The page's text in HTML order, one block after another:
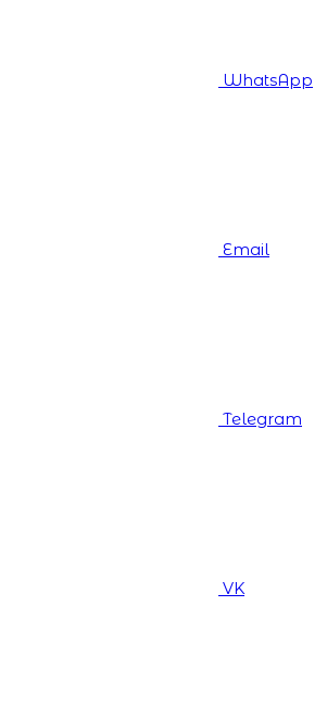
WhatsApp
Email
Telegram
VK